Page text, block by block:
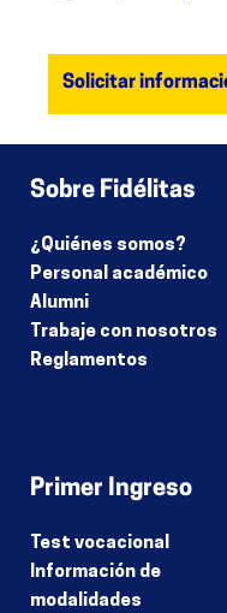
Sobre Fidélitas
¿Quiénes somos?
Personal académico
Alumni
Trabaje con nosotros
Reglamentos
Primer Ingreso
Test vocacional
Información de
modalidades